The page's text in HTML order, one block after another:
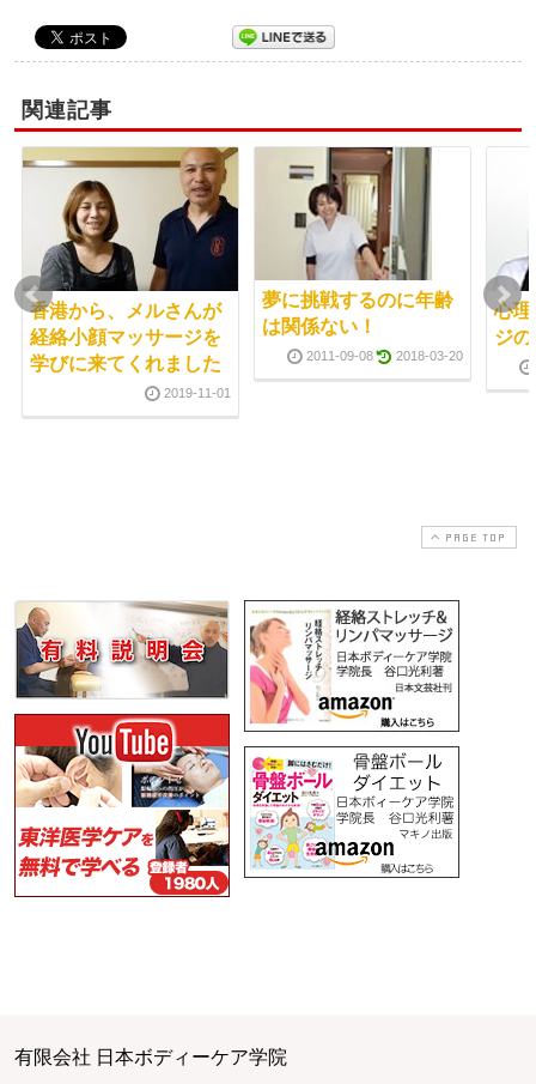
関連記事
香港から、メルさんが
経絡小顔マッサージを
学びに来てくれました
2019-11-01
夢に挑戦するのに年齢
は関係ない！
2011-09-08 2018-03-20
心
ジ
PAGE TOP
有限会社 日本ボディーケア学院